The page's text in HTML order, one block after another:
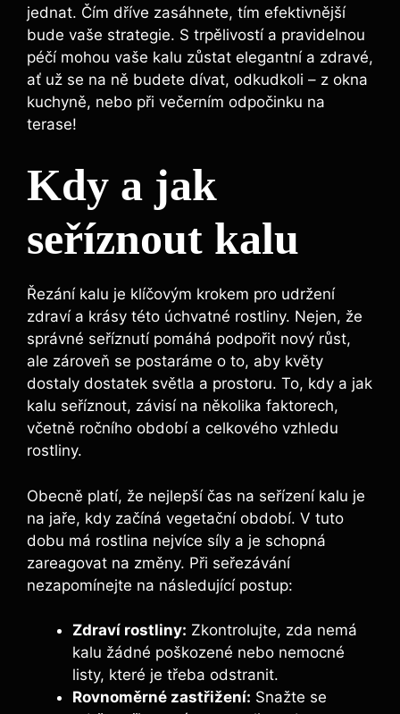
jednat. Čím dříve zasáhnete, tím efektivnější
bude vaše strategie. S trpělivostí a pravidelnou
péčí mohou vaše kalu zůstat elegantní a zdravé,
ať už se na ně budete dívat, ⁣odkudkoli – z okna
kuchyně, nebo při večerním odpočinku na
terase!
Kdy a jak
seříznout kalu
Řezání kalu⁣ je klíčovým krokem ‍pro udržení
zdraví a krásy této úchvatné rostliny. Nejen, že
správné seříznutí pomáhá podpořit nový‌ růst,
ale zároveň se ‌postaráme o to, aby květy
dostaly dostatek světla a prostoru. To, kdy ‍a jak
kalu seříznout, závisí na několika faktorech,‌
včetně ročního období a ‌celkového vzhledu
rostliny.
Obecně platí, že ⁤nejlepší čas na seřízení kalu je
na jaře, kdy‌ začíná vegetační období. V tuto
dobu má rostlina nejvíce síly a je schopná
zareagovat na změny. Při seřezávání
nezapomínejte na následující postup:
Zdraví rostliny: Zkontrolujte, zda nemá
kalu žádné poškozené nebo nemocné
listy, které je ⁣třeba odstranit.
Rovnoměrné zastřižení: Snažte se